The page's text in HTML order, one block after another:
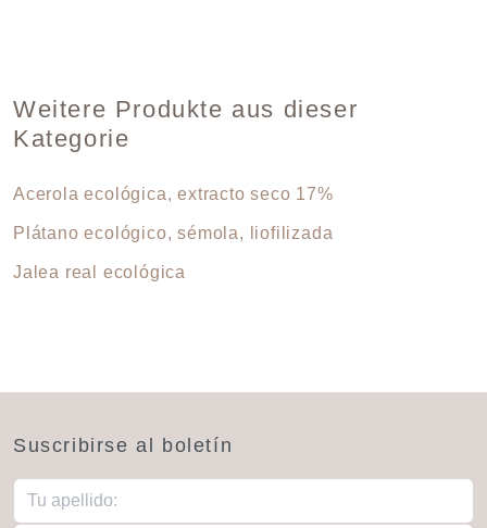
Weitere Produkte aus dieser
Kategorie
Acerola ecológica, extracto seco 17%
Plátano ecológico, sémola, liofilizada
Jalea real ecológica
Suscribirse al boletín